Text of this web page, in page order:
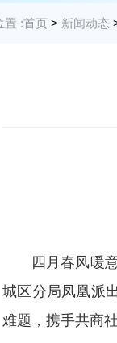
置 :首页 > 新闻动态
四月春风暖意
城区分局凤凰派
难题，携手共商